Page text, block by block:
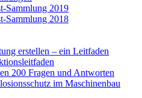
Sammlung 2019
Sammlung 2018
erstellen – ein Leitfaden
200 Fragen und Antworten
im Maschinenbau